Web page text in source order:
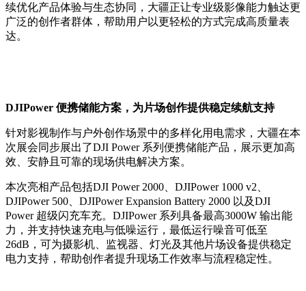
续优化产品体验与生态协同，大疆正让专业级影像能力触达更
广泛的创作者群体，帮助用户以更轻松的方式完成高质量表
达。
DJIPower 便携储能方案，为片场创作提供稳定续航支持
针对影视制作与户外创作场景中的多样化用电需求，大疆在本
次展会同步展出了DJI Power 系列便携储能产品，展示更加高
效、安静且可靠的现场供电解决方案。
本次亮相产品包括DJI Power 2000、DJIPower 1000 v2、
DJIPower 500、DJIPower Expansion Battery 2000 以及DJI
Power 超级闪充车充。DJIPower 系列具备最高3000W 输出能
力，并支持快速充电与低噪运行，最低运行噪音可低至
26dB，可为摄影机、监视器、灯光及其他片场设备提供稳定
电力支持，帮助创作者提升现场工作效率与流程稳定性。